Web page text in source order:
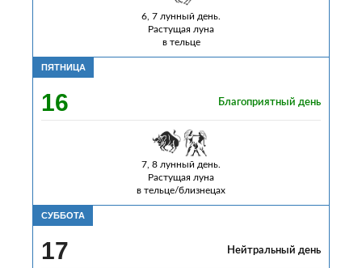
6, 7 лунный день.
Растущая луна
в тельце
ПЯТНИЦА
16 Благоприятный день
7, 8 лунный день.
Растущая луна
в тельце/близнецах
СУББОТА
17 Нейтральный день